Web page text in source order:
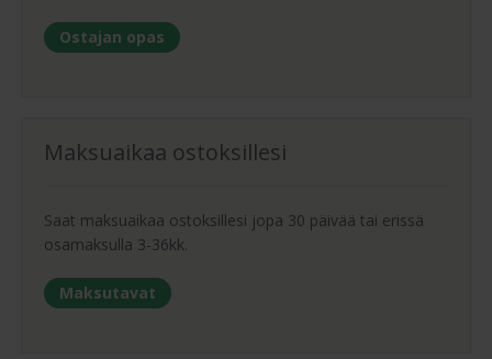
Ostajan opas
Maksuaikaa ostoksillesi
Saat maksuaikaa ostoksillesi jopa 30 päivää tai erissä
osamaksulla 3-36kk.
Maksutavat